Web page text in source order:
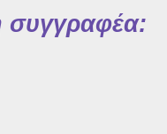
συγγραφέα: